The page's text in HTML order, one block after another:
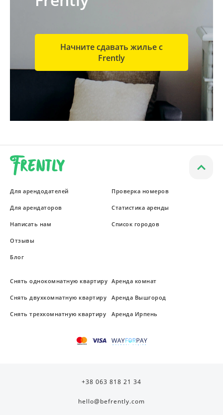
Начните сдавать жилье с
Frently
Для арендодателей
Для арендаторов
Написать нам
Отзывы
Блог
Проверка номеров
Статистика аренды
Список городов
Снять однокомнатную квартиру
Снять двухкомнатную квартиру
Снять трехкомнатную квартиру
Аренда комнат
Аренда Вышгород
Аренда Ирпень
+38 063 818 21 34
hello@befrently.com